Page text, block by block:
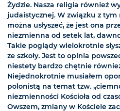
Żydzie. Nasza religia również
judaistycznej. W związku z tym
można usłyszeć, że jest ona
niezmienna od setek lat,
Takie poglądy wielokrotnie
ze szkoły. Jest to opinia
niestety bardzo chętnie
Niejednokrotnie musiałem
polonistą na temat tzw.
niezmienności Kościoła od
Owszem, zmiany w Kościele